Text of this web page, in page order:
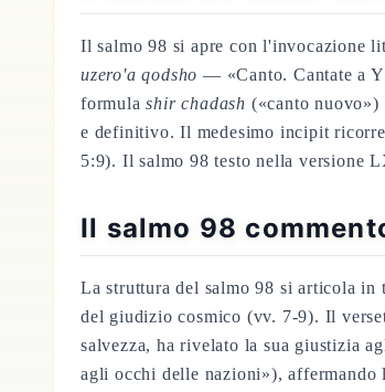
Il salmo 98 si apre con l'invocazione
uzero'a qodsho — «Canto. Cantate a
formulashir chadash («canto
e definitivo. Il medesimo incipit
5:9). Il salmo 98 testo nella versione
Il salmo 98
La struttura del salmo 98 si articola
del giudizio cosmico (vv. 7-9). Il
salvezza, ha rivelato la sua giustizia
agli occhi delle nazioni»),